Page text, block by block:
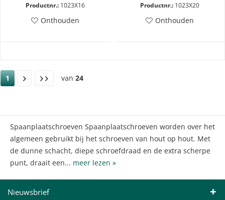
Productnr.: 1023X16
Onthouden
Productnr.:1023X20
Onthouden
1 van 24
Spaanplaatschroeven Spaanplaatschroeven worden over het
algemeen gebruikt bij het schroeven van hout op hout. Met
de dunne schacht, diepe schroefdraad en de extra scherpe
punt, draait een... meer lezen »
Nieuwsbrief